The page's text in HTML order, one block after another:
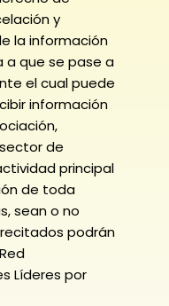
y
la información
a que se pase a
el cual puede
información
de
principal
de toda
sean o no
podrán
Líderes por